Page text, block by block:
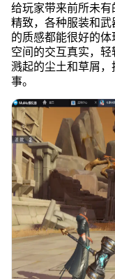
给玩家带来前所未
精致，各种服装和
的质感都能很好的
空间的交互真实，
溅起的尘土和草屑
事。